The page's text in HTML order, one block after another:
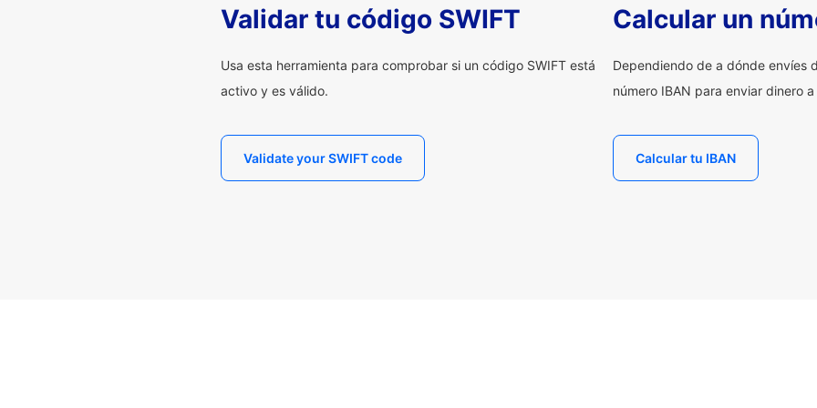
Validar tu código SWIFT
Usa esta herramienta para comprobar si un código SWIFT está
activo y es válido.
Validate your SWIFT code
Calcular un
Dependiendo de a dónde envíes
número IBAN para enviar dinero
Calcular tu IBAN